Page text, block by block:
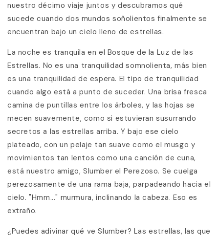
nuestro décimo viaje juntos y descubramos qué
sucede cuando dos mundos soñolientos finalmente se
encuentran bajo un cielo lleno de estrellas.
La noche es tranquila en el Bosque de la Luz de las
Estrellas. No es una tranquilidad somnolienta, más bien
es una tranquilidad de espera. El tipo de tranquilidad
cuando algo está a punto de suceder. Una brisa fresca
camina de puntillas entre los árboles, y las hojas se
mecen suavemente, como si estuvieran susurrando
secretos a las estrellas arriba. Y bajo ese cielo
plateado, con un pelaje tan suave como el musgo y
movimientos tan lentos como una canción de cuna,
está nuestro amigo, Slumber el Perezoso. Se cuelga
perezosamente de una rama baja, parpadeando hacia el
cielo. "Hmm..." murmura, inclinando la cabeza. Eso es
extraño.
¿Puedes adivinar qué ve Slumber? Las estrellas, las que